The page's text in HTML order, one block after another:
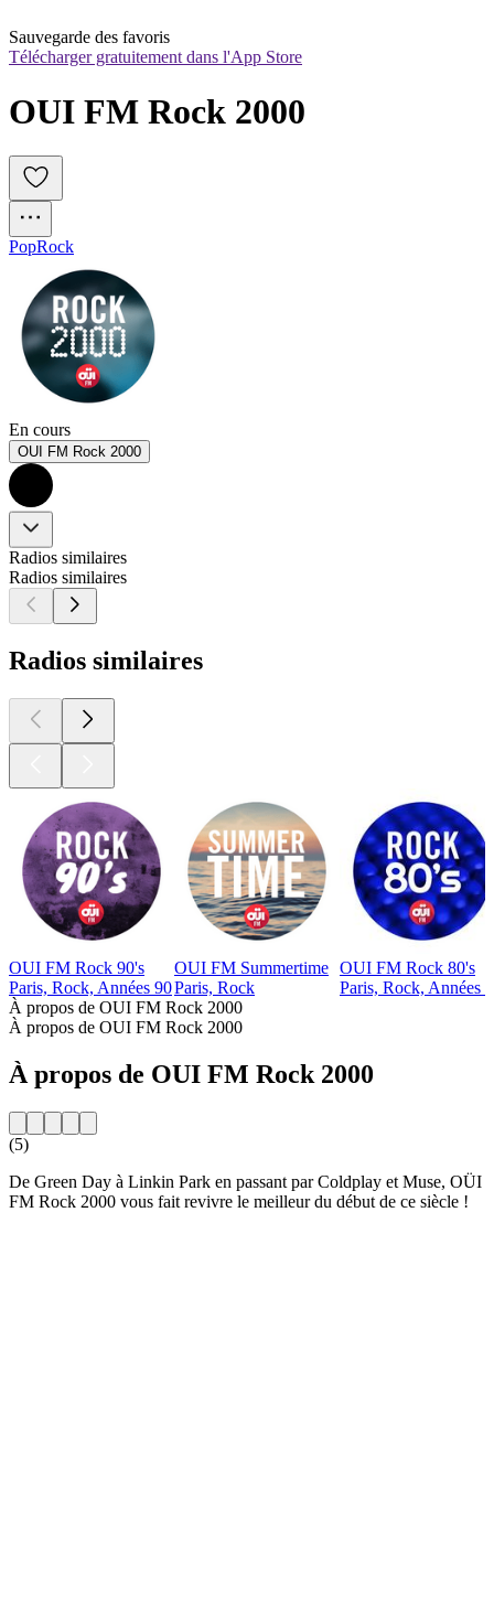
Sauvegarde des favoris
Télécharger gratuitement dans l'App Store
OUI FM Rock 2000
PopRock
En cours
OUI FM Rock 2000
Radios similaires
Radios similaires
Radios similaires
OUI FM Rock 90's
Paris, Rock, Années 90
OUI FM Summertime
Paris, Rock
OUI FM Rock 80's
Paris, Rock, Années
À propos de OUI FM Rock 2000
À propos de OUI FM Rock 2000
À propos de OUI FM Rock 2000
(5)
De Green Day à Linkin Park en passant par Coldplay et Muse, OÜI
FM Rock 2000 vous fait revivre le meilleur du début de ce siècle !